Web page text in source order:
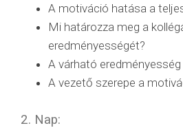
A motiváció hatása a
Mi határozza meg a
eredményességét?
A várható
A vezető szerepe a
2. Nap: